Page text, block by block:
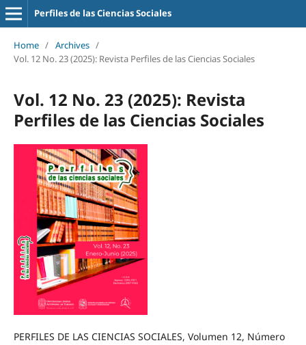
Perfiles de las Ciencias Sociales
Home / Archives /
Vol. 12 No. 23 (2025): Revista Perfiles de las Ciencias Sociales
Vol. 12 No. 23 (2025): Revista
Perfiles de las Ciencias Sociales
PERFILES DE LAS CIENCIAS SOCIALES, Volumen 12, Número